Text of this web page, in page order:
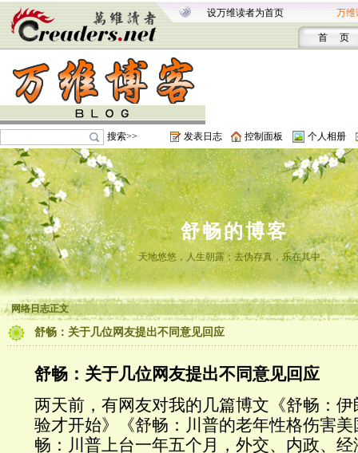
设万维读者为首页 万维
首 页
搜索>> 发表日志 控制面板 个人相册
舒畅的博客
天地悠悠，人生朝露；去伪存真，乐在其中。
网络日志正文
舒畅：关于几位网友提出不同意见回应
舒畅：关于几位网友提出不同意见回应
两天前，有网友对我的几篇博文《舒畅：
验才开始》《舒畅：川普的老年性格伤害
畅：川普上台一年五个月，外交、内政、